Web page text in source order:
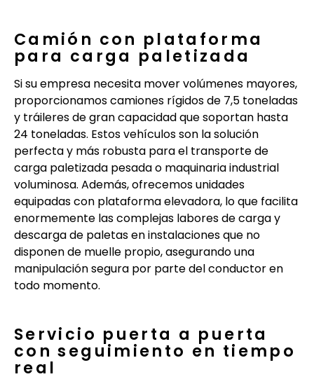
Camión con plataforma
para carga paletizada
Si su empresa necesita mover volúmenes mayores,
proporcionamos camiones rígidos de 7,5 toneladas
y tráileres de gran capacidad que soportan hasta
24 toneladas. Estos vehículos son la solución
perfecta y más robusta para el transporte de
carga paletizada pesada o maquinaria industrial
voluminosa. Además, ofrecemos unidades
equipadas con plataforma elevadora, lo que facilita
enormemente las complejas labores de carga y
descarga de paletas en instalaciones que no
disponen de muelle propio, asegurando una
manipulación segura por parte del conductor en
todo momento.
Servicio puerta a puerta
con seguimiento en tiempo
real